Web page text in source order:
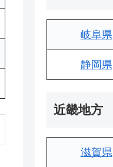
岐阜県
静岡県
近畿地方
滋賀県